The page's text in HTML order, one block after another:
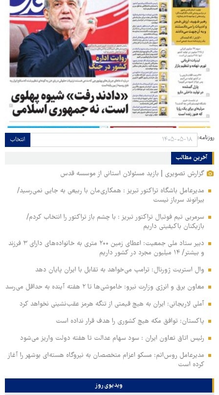
روزنامه: انتخاب
آخرین مطالب
گزارش تصویری | بازید مسئولان استانی از موسسه قدس
مدیرعامل باشگاه تراکتور تبریز : همکاری‌مان با ربیعی به جایی نمی‌رسید/
بیرانوند سرباز نیست
سرمربی تیم فوتبال تراکتور تبریز : با چشم باز تراکتور را انتخاب کردم/
بازیکنان باکیفیتی داریم
دبیر ستاد ملی جمعیت: اعطای زمین ۲۰۰ متری به خانواده‌های دارای ۳ فرزند
و بیشتر/ ۱۴ میلیون مجرد در کشور داریم
وال‌ استریت ژورنال: ترامپ می‌خواهد به تقابل با ایران پایان دهد
معاون برق و انرژی وزارت نیرو: خاموشی‌ها تا ۲ هفته آینده به حداقل می‌رسد
آملی‌ لاریجانی: ایران به هیچ قیمتی از تنگه هرمز عقب‌نشینی نخواهد کرد
پاکستان: توافق مکه هیچ کشوری را هدف قرار نداده است
رئیس اتاق تعاون ایران : سود سهام عدالت تا هفته دولت واریز می‌شود
مدیرعامل روس‌اتم: مسکو اعزام متخصصان به نیروگاه هسته‌ای بوشهر را آغاز
کرده‌ است
ویدیوی روز